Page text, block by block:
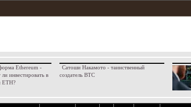
Ethereum -
ли инвестировать в
ETH?
Сатоши Накамото - таинственный
создатель BTC